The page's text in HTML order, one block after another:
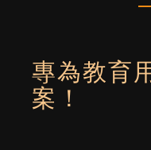
專為教育
案！